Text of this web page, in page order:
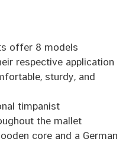
offer 8 models
respective application
sturdy, and
timpanist
the mallet
core and a German